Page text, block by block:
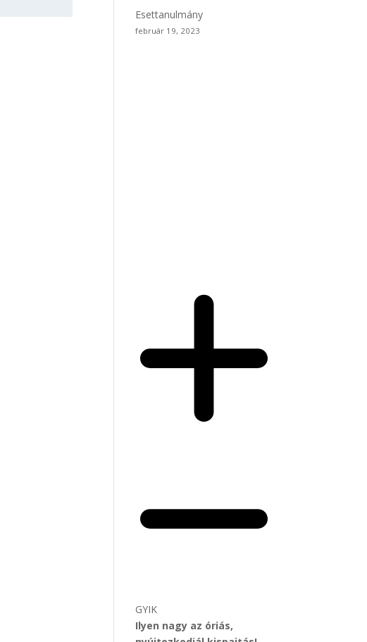
Esettanulmány
február 19, 2023
GYIK
Ilyen nagy az óriás,